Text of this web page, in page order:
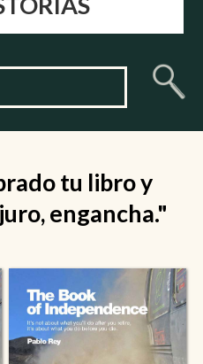
tu libro y
engancha."